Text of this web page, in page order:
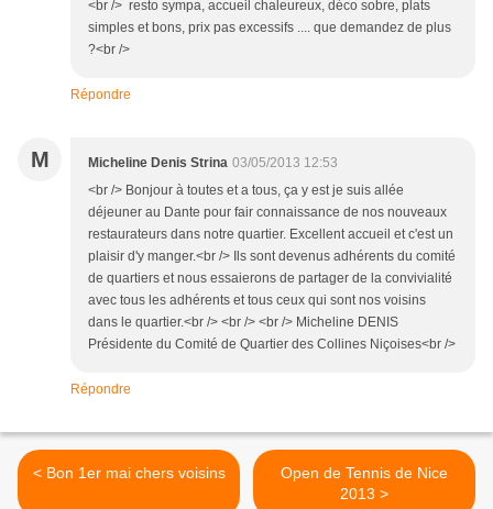
<br /> resto sympa, accueil chaleureux, déco sobre, plats
simples et bons, prix pas excessifs .... que demandez de plus
?<br />
Répondre
M Micheline Denis Strina 03/05/2013 12:53
<br /> Bonjour à toutes et a tous, ça y est je suis allée
déjeuner au Dante pour fair connaissance de nos nouveaux
restaurateurs dans notre quartier. Excellent accueil et c'est un
plaisir d'y manger.<br /> Ils sont devenus adhérents du comité
de quartiers et nous essaierons de partager de la convivialité
avec tous les adhérents et tous ceux qui sont nos voisins
dans le quartier.<br /> <br /> <br /> Micheline DENIS
Présidente du Comité de Quartier des Collines Niçoises<br />
Répondre
< Bon 1er mai chers voisins
Open de Tennis de Nice
2013 >